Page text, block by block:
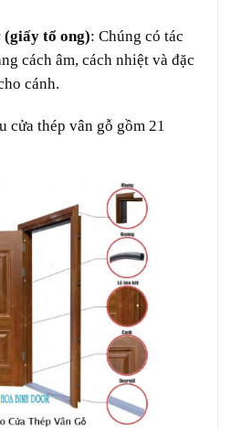
(giấy tổ ong): Chúng có tác
cách âm, cách nhiệt và đặc
cánh.
cửa thép vân gỗ gồm 21